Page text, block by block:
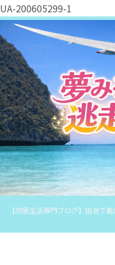
UA-200605299-1
【同居生活専門ブログ】田舎で